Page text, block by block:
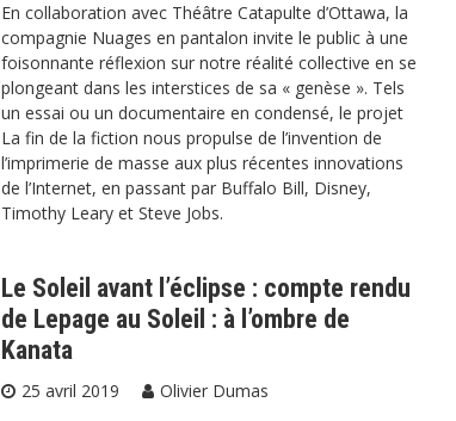
En collaboration avec Théâtre Catapulte d’Ottawa, la
compagnie Nuages en pantalon invite le public à une
foisonnante réflexion sur notre réalité collective en se
plongeant dans les interstices de sa « genèse ». Tels
un essai ou un documentaire en condensé, le projet
La fin de la fiction nous propulse de l’invention de
l’imprimerie de masse aux plus récentes innovations
de l’Internet, en passant par Buffalo Bill, Disney,
Timothy Leary et Steve Jobs.
Le Soleil avant l’éclipse : compte rendu
de Lepage au Soleil : à l’ombre de
Kanata
25 avril 2019
Olivier Dumas